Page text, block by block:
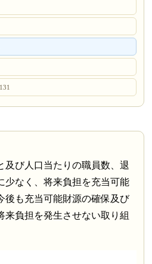
及び人口当たりの職員数、退
少なく、将来負担を充当可能
後も充当可能財源の確保及び
来負担を発生させない取り組